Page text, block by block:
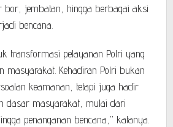
bor, jembatan, hingga berbagai aksi
bencana.
transformasi pelayanan Polri yang
masyarakat. Kehadiran Polri bukan
keamanan, tetapi juga hadir
dasar masyarakat, mulai dari
penanganan bencana,” katanya.